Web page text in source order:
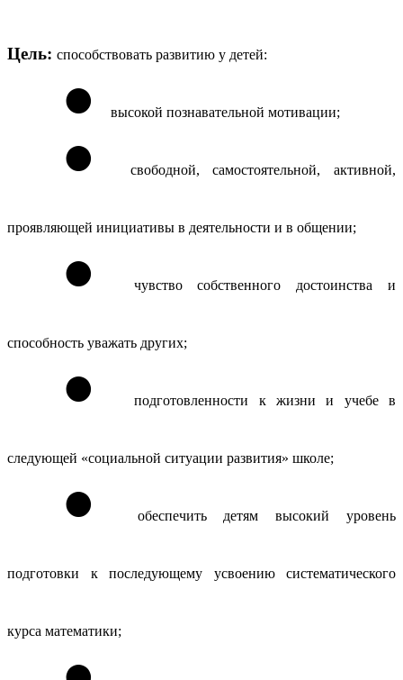
Цель: способствовать развитию у детей:
высокой познавательной мотивации;
свободной, самостоятельной, активной,
проявляющей инициативы в деятельности и в общении;
чувство собственного достоинства и
способность уважать других;
подготовленности к жизни и учебе в
следующей «социальной ситуации развития» школе;
обеспечить детям высокий уровень
подготовки к последующему усвоению систематического
курса математики;